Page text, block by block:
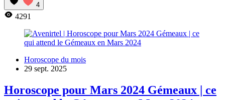
4
4291
Horoscope du mois
29 sept. 2025
Horoscope pour Mars 2024 Gémeaux | ce